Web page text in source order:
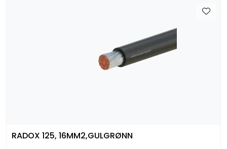
RADOX 125, 16MM2,GULGRØNN